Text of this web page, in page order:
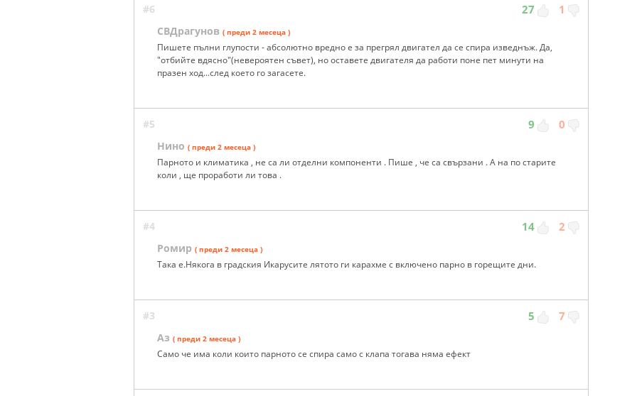
#6 27 1
СВДрагунов ( преди 2 месеца )
Пишете пълни глупости - абсолютно вредно е за прегрял двигател да се спира изведнъж. Да,
"отбийте вдясно"(невероятен съвет), но оставете двигателя да работи поне пет минути на
празен ход...след което го загасете.
#5 9 0
Нино ( преди 2 месеца )
Парното и климатика , не са ли отделни компоненти . Пише , че са свързани . А на по старите
коли , ще проработи ли това .
#4 14 2
Ромир ( преди 2 месеца )
Така е.Някога в градския Икарусите лятото ги карахме с включено парно в горещите дни.
#3 5 7
Аз ( преди 2 месеца )
Само че има коли които парното се спира само с клапа тогава няма ефект